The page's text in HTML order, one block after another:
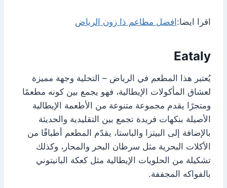
اقرا ايضا: افضل مطاعم ذا زون الرياض
Eataly
يُعتبر هذا المطعم في الرياض – التحلية وجهة مميزة
لعشاق المأكولات الإيطالية، فهو يجمع بين كونه مطعمًا
ومتجرًا يقدم مجموعة متنوعة من الأطعمة الإيطالية
الأصيلة بنكهات فريدة تجمع بين التقليدية والحديثة
بالإضافة إلى البيتزا والباستا، يقدّم المطعم أطباقًا من
الأكلات البحرية مثل سرطان البحر والمحار، وكذلك
تشكيلة من الحلويات الإيطالية مثل كعكة البانيتوني
بالفواكه المجففة.